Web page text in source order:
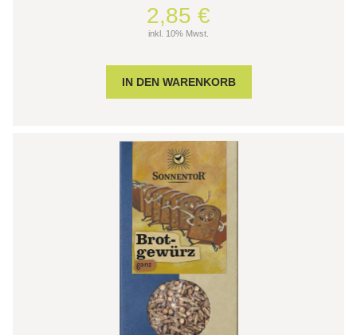
2,85 €
inkl. 10% Mwst.